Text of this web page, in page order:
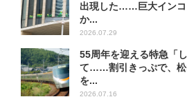
出現した……巨大インコ
か...
2026.07.29
55周年を迎える特急「
て……割引きっぷで、松
を...
2026.07.16